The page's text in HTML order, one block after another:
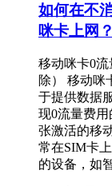
如何在不
咪卡上网
移动咪卡0
除） 移动咪
于提供数据
现0流量费
张激活的移
常在SIM卡
的设备，如